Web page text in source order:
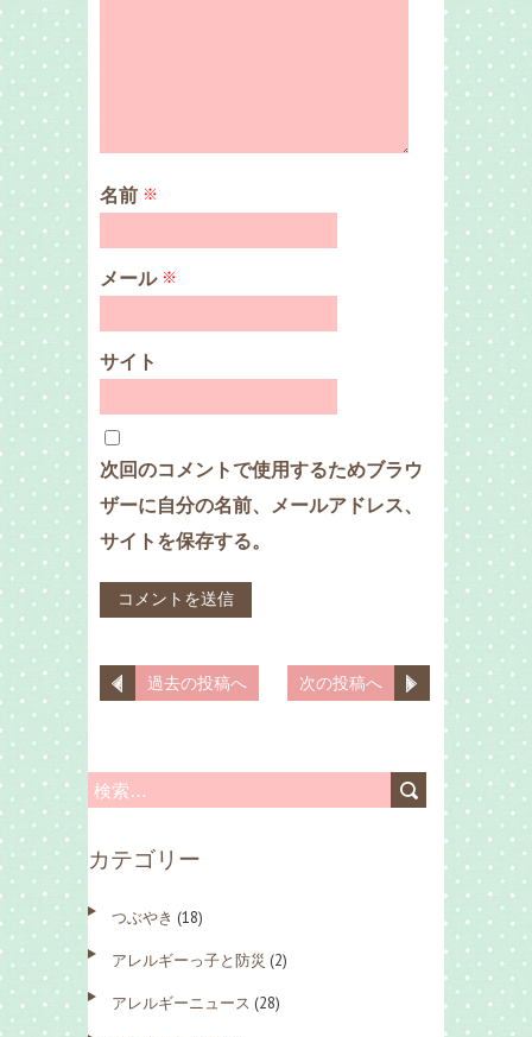
名前 ※
メール ※
サイト
次回のコメントで使用するためブラウ
ザーに自分の名前、メールアドレス、
サイトを保存する。
過去の投稿へ 次の投稿へ
検
カテゴリー
つぶやき (18)
アレルギーっ子と防災 (2)
アレルギーニュース (28)